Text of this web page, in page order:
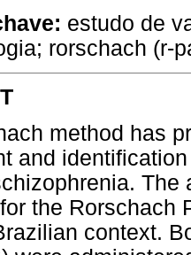
estudo de
rorschach (r-
method has
and
the Rorschach
context.